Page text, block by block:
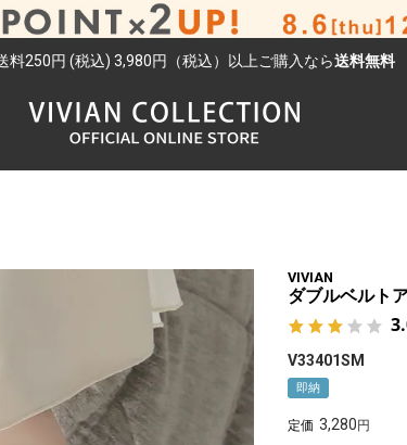
料250円 (税込) 3,980円（税込）以上ご購入なら送料無料
検索
VIVIAN
ダブルベルト
V33401SM
即納
定価 3,280